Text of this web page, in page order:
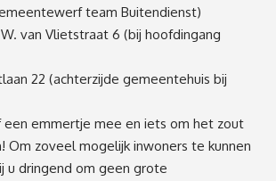
team Buitendienst)
van Vlietstraat 6 (bij hoofdingang
22 (achterzijde gemeentehuis bij
een emmertje mee en iets om het zout
Om zoveel mogelijk inwoners te kunnen
u dringend om geen grote